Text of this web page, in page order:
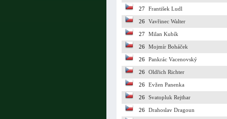
27 František Ludl
26 Vavřinec Walter
27 Milan Kubík
26 Mojmír Boháček
26 Pankrác Vacenovský
26 Oldřich Richter
26 Evžen Panenka
26 Svatopluk Rejthar
26 Drahoslav Dragoun